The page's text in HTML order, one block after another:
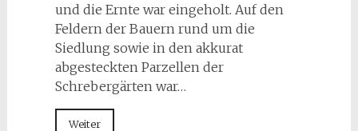
und die Ernte war eingeholt. Auf den
Feldern der Bauern rund um die
Siedlung sowie in den akkurat
abgesteckten Parzellen der
Schrebergärten war…
Weiter